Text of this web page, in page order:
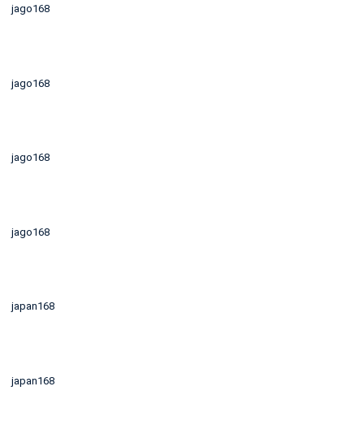
jago168
jago168
jago168
jago168
japan168
japan168